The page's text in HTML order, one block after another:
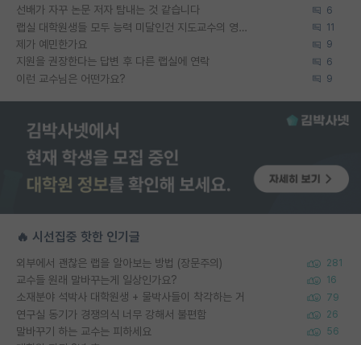
선배가 자꾸 논문 저자 탐내는 것 같습니다 6
랩실 대학원생들 모두 능력 미달인건 지도교수의 영향 아닌가? 11
제가 예민한가요 9
지원을 권장한다는 답변 후 다른 랩실에 연락 6
이런 교수님은 어떤가요? 9
🔥 시선집중 핫한 인기글
외부에서 괜찮은 랩을 알아보는 방법 (장문주의) 281
교수들 원래 말바꾸는게 일상인가요? 16
소재분야 석박사 대학원생 + 물박사들이 착각하는 거 79
연구실 동기가 경쟁의식 너무 강해서 불편함 26
말바꾸기 하는 교수는 피하세요 56